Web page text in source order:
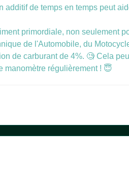
de temps en temps peut
primordiale, non seulement
de l'Automobile, du
de carburant de 4%. 🧐 Cela
manomètre régulièrement ! 😇